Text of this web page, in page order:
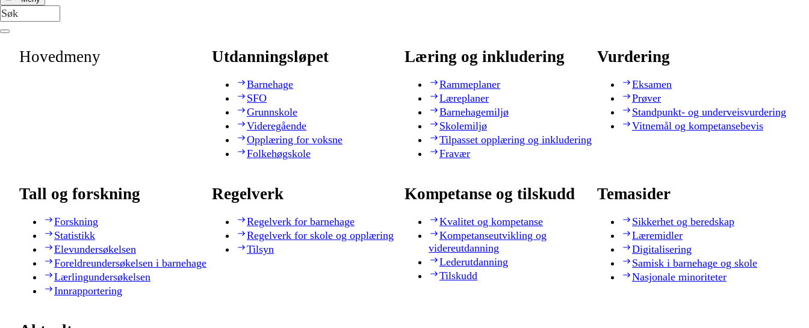
Hovedmeny Utdanningsløpet
Barnehage
SFO
Grunnskole
Videregående
Opplæring for voksne
Folkehøgskole
Læring og inkludering
Rammeplaner
Læreplaner
Barnehagemiljø
Skolemiljø
Tilpasset opplæring og inkludering
Fravær
Vurdering
Eksamen
Prøver
Standpunkt- og underveisvurdering
Vitnemål og kompetansebevis
Tall og forskning
Forskning
Statistikk
Elevundersøkelsen
Foreldreundersøkelsen i barnehage
Lærlingundersøkelsen
Innrapportering
Regelverk
Regelverk for barnehage
Regelverk for skole og opplæring
Tilsyn
Kompetanse og tilskudd
Kvalitet og kompetanse
Kompetanseutvikling og
videreutdanning
Lederutdanning
Tilskudd
Temasider
Sikkerhet og beredskap
Læremidler
Digitalisering
Samisk i barnehage og skole
Nasjonale minoriteter